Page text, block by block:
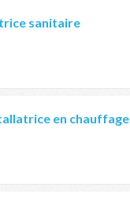
sanitaire
en chauffage